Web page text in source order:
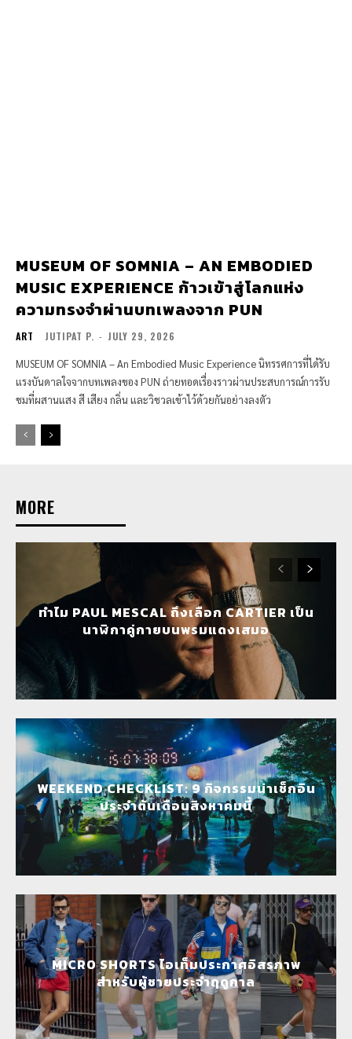
MUSEUM OF SOMNIA – AN EMBODIED
MUSIC EXPERIENCE ก้าวเข้าสู่โลกแห่ง
ความทรงจำผ่านบทเพลงจาก PUN
ART JUTIPAT P. - JULY 29, 2026
MUSEUM OF SOMNIA – An Embodied Music Experience นิทรรศการที่ได้รับ
แรงบันดาลใจจากบทเพลงของ PUN ถ่ายทอดเรื่องราวผ่านประสบการณ์การรับ
ชมที่ผสานแสง สี เสียง กลิ่น และวิชวลเข้าไว้ด้วยกันอย่างลงตัว
MORE
ทำไม PAUL MESCAL ถึงเลือก CARTIER เป็น
นาฬิกาคู่กายบนพรมแดงเสมอ
WEEKEND CHECKLIST: 9 กิจกรรมน่าเช็กอิน
ประจำต้นเดือนสิงหาคมนี้
MICRO SHORTS ไอเท็มประกาศอิสรภาพ
สำหรับผู้ชายประจำฤดูกาล